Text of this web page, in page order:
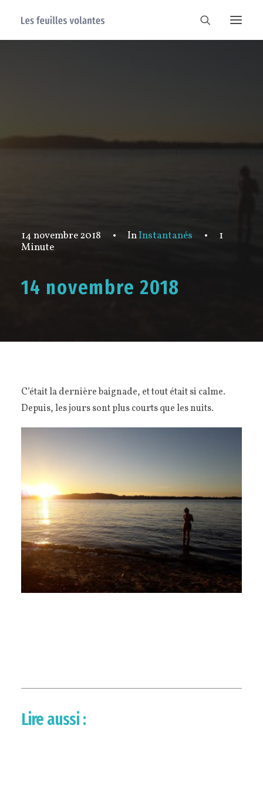
14 novembre 2018 • InInstantanés •
1
Minute
14 novembre 2018
C’était la dernière baignade, et tout était si calme.
Depuis, les jours sont plus courts que les nuits.
Lire aussi :